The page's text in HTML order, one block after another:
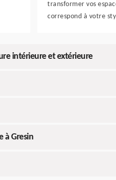
transformer vos
correspond à votre
intérieure et extérieure
à Gresin